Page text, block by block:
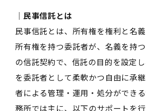
｜民事信託とは
民事信託とは、所有権を権利と名
所有権を持つ委託者が、名義を持
の信託契約で、信託の目的を設定
を委託者として柔軟かつ自由に承
者による管理・運用・処分ができ
務所では主に、以下のサポートを行